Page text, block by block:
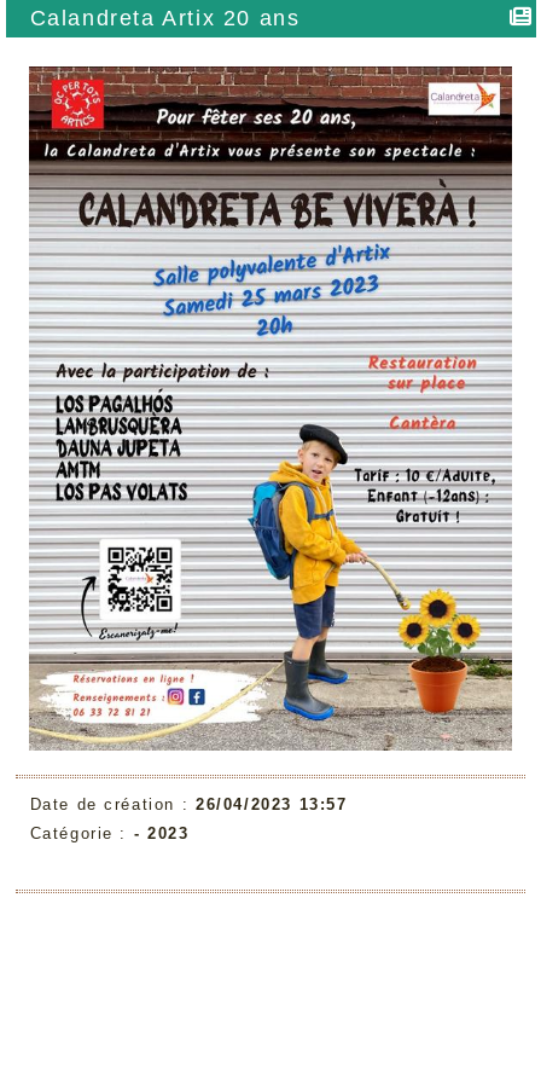
Calandreta Artix 20 ans
Date de création : 26/04/2023 13:57
Catégorie : - 2023